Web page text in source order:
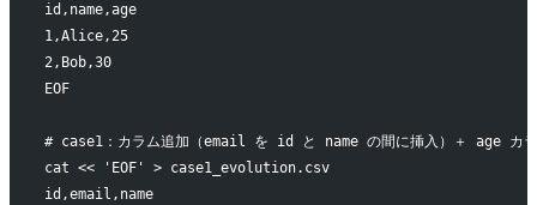
id,name,age
1,Alice,25
2,Bob,30
EOF
# case1：カラム追加（email を id と name の間に挿入）＋ age カラ
cat << 'EOF' > case1_evolution.csv
id,email,name